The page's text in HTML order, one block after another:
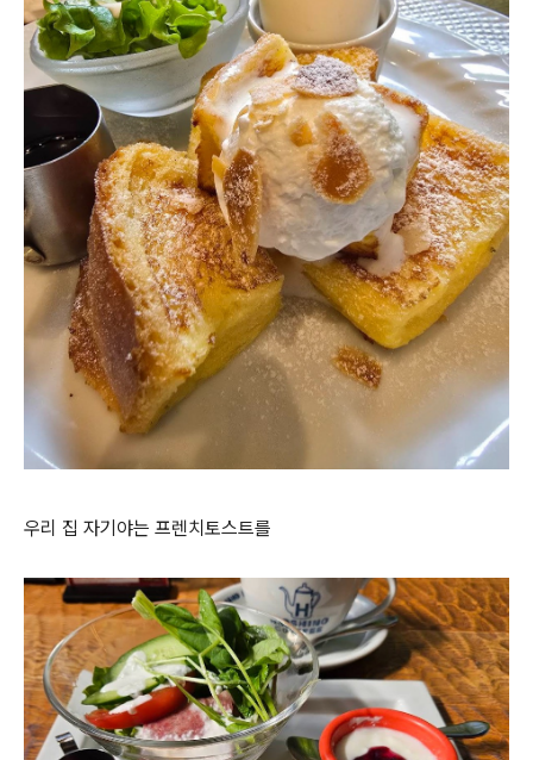
우리 집 자기야는 프렌치토스트를